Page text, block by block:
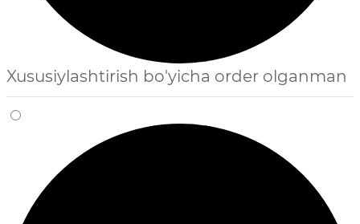
Xususiylashtirish bo'yicha order olganman